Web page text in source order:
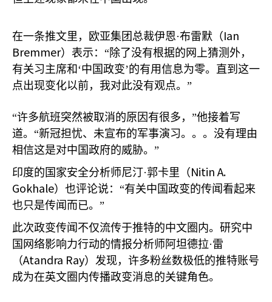
在一条推文里，欧亚集团总裁伊恩·布雷默（ Ian
Bremmer）表示：“除了没有根据的网上猜测外，
有关习主席和‘中国政变’的有用信息为零。直到这一
点出现变化以前，我对此没有观点。”
“许多航班突然被取消的原因有很多，”他接着写
道。“新冠担忧、未宣布的军事演习。。。没有理由
相信这是对中国政府的威胁。”
印度的国家安全分析师尼汀·郭卡里（ Nitin A.
Gokhale）也评论说：“有关中国政变的传闻看起来
也只是传闻而已。”
此次政变传闻不仅流传于推特的中文圈内。研究中
国网络影响力行动的情报分析师阿坦德拉·雷
（Atandra Ray）发现，许多粉丝数极低的推特账号
成为在英文圈内传播政变消息的关键角色。